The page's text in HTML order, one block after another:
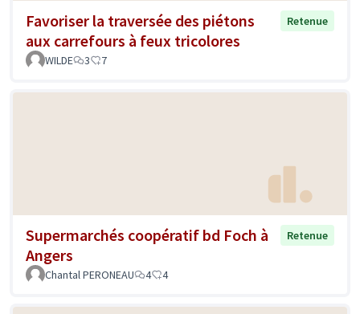
Favoriser la traversée des piétons
aux carrefours à feux tricolores
Retenue
WILDE 3 7
Supermarchés coopératif bd Foch à
Angers
Retenue
Chantal PERONEAU 4 4